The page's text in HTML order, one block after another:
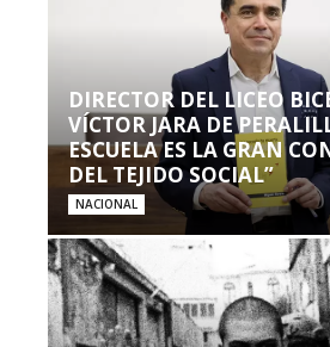
DIRECTOR DEL LICEO
VÍCTOR JARA DE
ESCUELA ES LA GRAN
DEL TEJIDO SOCIAL”
NACIONAL